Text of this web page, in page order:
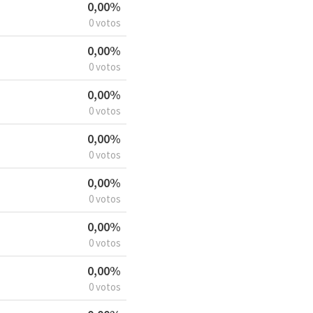
0,00%
0 votos
0,00%
0 votos
0,00%
0 votos
0,00%
0 votos
0,00%
0 votos
0,00%
0 votos
0,00%
0 votos